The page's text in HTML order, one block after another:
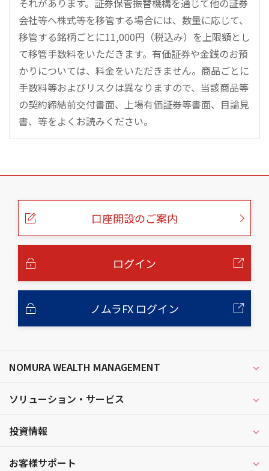
それがあります。証券保管振替機構を通じて他の証券
会社等へ株式等を移管する場合には、数量に応じて、
移管する銘柄ごとに11,000円（税込み）を上限額とし
て移管手数料をいただきます。有価証券や金銭のお預
かりについては、料金をいただきません。商品ごとに
手数料等およびリスクは異なりますので、当該商品等
の契約締結前交付書面、上場有価証券等書面、目論見
書、等をよくお読みください。
こ
口座開設のご案内
ログイン
ノムラFX ログイン
NOMURA WEALTH MANAGEMENT
ソリューション・サービス
投資情報
お客様サポート